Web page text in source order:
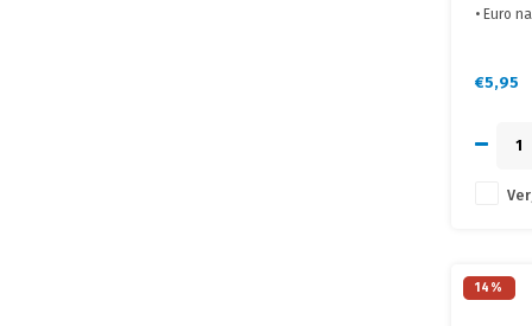
• Euro
€5,95
14%